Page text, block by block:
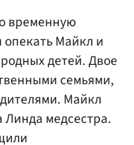
временную
Майкл и
детей. Двое
семьями,
Майкл
медсестра.